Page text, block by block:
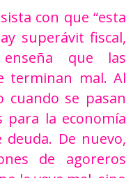
con que “esta
superávit fiscal,
que las
terminan mal. Al
cuando se pasan
para la economía
De nuevo,
de agoreros